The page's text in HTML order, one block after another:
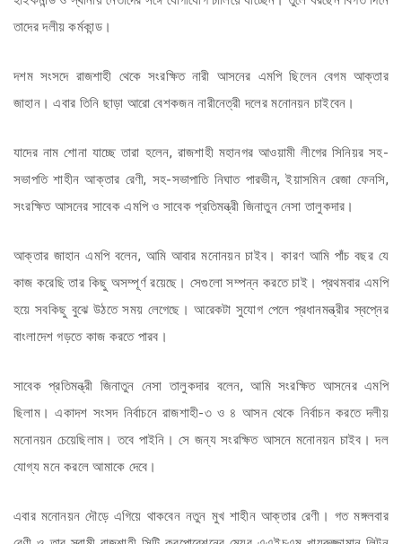
তাদের দলীয় কর্মকান্ড।
দশম সংসদে রাজশাহী থেকে সংরক্ষিত নারী আসনের এমপি ছিলেন বেগম আক্তার
জাহান। এবার তিনি ছাড়া আরো বেশকজন নারীনেত্রী দলের মনোনয়ন চাইবেন।
যাদের নাম শোনা যাচ্ছে তারা হলেন, রাজশাহী মহানগর আওয়ামী লীগের সিনিয়র সহ-
সভাপতি শাহীন আক্তার রেণী, সহ-সভাপাতি নিঘাত পারভীন, ইয়াসমিন রেজা ফেনসি,
সংরক্ষিত আসনের সাবেক এমপি ও সাবেক প্রতিমন্ত্রী জিনাতুন নেসা তালুকদার।
আক্তার জাহান এমপি বলেন, আমি আবার মনোনয়ন চাইব। কারণ আমি পাঁচ বছর যে
কাজ করেছি তার কিছু অসম্পূর্ণ রয়েছে। সেগুলো সম্পন্ন করতে চাই। প্রথমবার এমপি
হয়ে সবকিছু বুঝে উঠতে সময় লেগেছে। আরেকটা সুযোগ পেলে প্রধানমন্ত্রীর স্বপ্নের
বাংলাদেশ গড়তে কাজ করতে পারব।
সাবেক প্রতিমন্ত্রী জিনাতুন নেসা তালুকদার বলেন, আমি সংরক্ষিত আসনের এমপি
ছিলাম। একাদশ সংসদ নির্বাচনে রাজশাহী-৩ ও ৪ আসন থেকে নির্বাচন করতে দলীয়
মনোনয়ন চেয়েছিলাম। তবে পাইনি। সে জন্য সংরক্ষিত আসনে মনোনয়ন চাইব। দল
যোগ্য মনে করলে আমাকে দেবে।
এবার মনোনয়ন দৌড়ে এগিয়ে থাকবেন নতুন মুখ শাহীন আক্তার রেণী। গত মঙ্গলবার